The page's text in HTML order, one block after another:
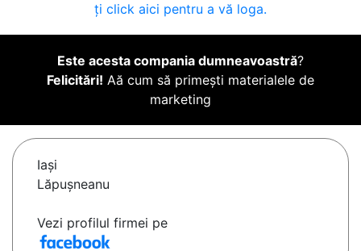
ți click aici pentru a vă loga.
Este acesta compania dumneavoastră?
Felicitări! Aă cum să primești materialele de
marketing
Iaşi
Lăpușneanu
Vezi profilul firmei pe